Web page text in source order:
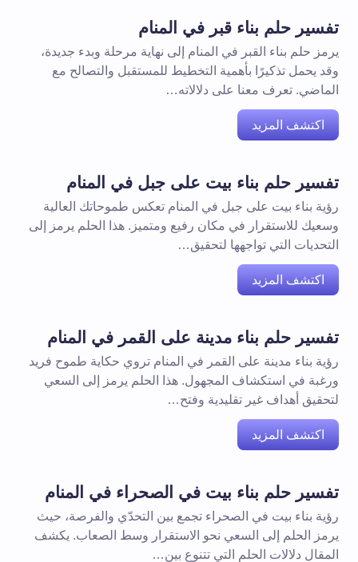
تفسير حلم بناء قبر في المنام
يرمز حلم بناء القبر في المنام إلى نهاية مرحلة وبدء جديدة،
وقد يحمل تذكيرًا بأهمية التخطيط للمستقبل والتصالح مع
الماضي. تعرف معنا على دلالاته…
اكتشف المزيد
تفسير حلم بناء بيت على جبل في المنام
رؤية بناء بيت على جبل في المنام تعكس طموحاتك العالية
وسعيك للاستقرار في مكان رفيع ومتميز. هذا الحلم يرمز إلى
التحديات التي تواجهها لتحقيق…
اكتشف المزيد
تفسير حلم بناء مدينة على القمر في المنام
رؤية بناء مدينة على القمر في المنام تروي حكاية طموح فريد
ورغبة في استكشاف المجهول. هذا الحلم يرمز إلى السعي
لتحقيق أهداف غير تقليدية وفتح…
اكتشف المزيد
تفسير حلم بناء بيت في الصحراء في المنام
رؤية بناء بيت في الصحراء تجمع بين التحدّي والفرصة، حيث
يرمز الحلم إلى السعي نحو الاستقرار وسط الصعاب. يكشف
المقال دلالات الحلم التي تتنوع بين…